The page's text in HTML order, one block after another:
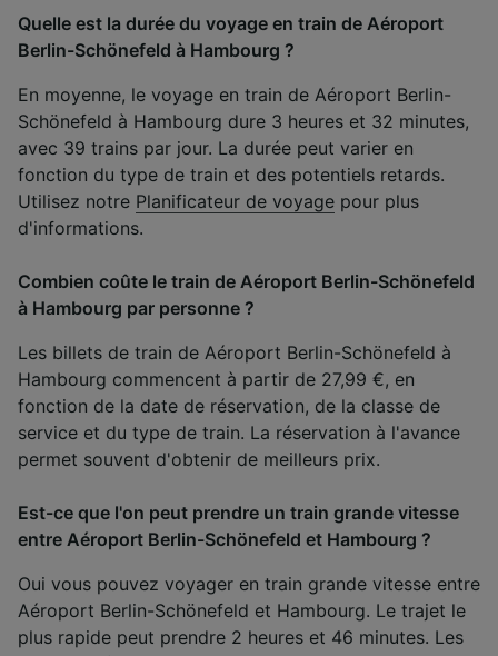
Quelle est la durée du voyage en train de Aéroport
Berlin-Schönefeld à Hambourg ?
En moyenne, le voyage en train de Aéroport Berlin-
Schönefeld à Hambourg dure 3 heures et 32 minutes,
avec 39 trains par jour. La durée peut varier en
fonction du type de train et des potentiels retards.
Utilisez notre Planificateur de voyage pour plus
d'informations.
Combien coûte le train de Aéroport Berlin-Schönefeld
à Hambourg par personne ?
Les billets de train de Aéroport Berlin-Schönefeld à
Hambourg commencent à partir de 27,99 €, en
fonction de la date de réservation, de la classe de
service et du type de train. La réservation à l'avance
permet souvent d'obtenir de meilleurs prix.
Est-ce que l'on peut prendre un train grande vitesse
entre Aéroport Berlin-Schönefeld et Hambourg ?
Oui vous pouvez voyager en train grande vitesse entre
Aéroport Berlin-Schönefeld et Hambourg. Le trajet le
plus rapide peut prendre 2 heures et 46 minutes. Les